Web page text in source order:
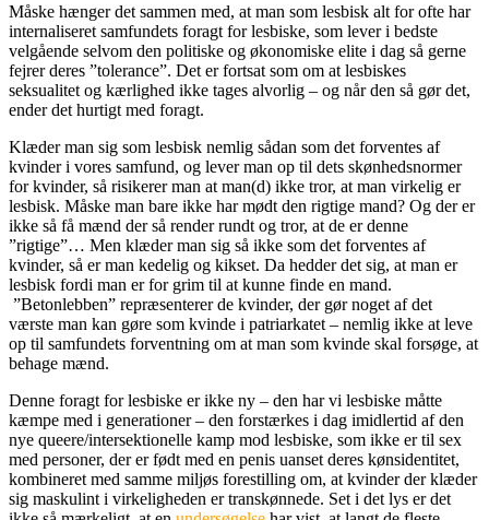
Måske hænger det sammen med, at man som lesbisk alt for ofte har
internaliseret samfundets foragt for lesbiske, som lever i bedste
velgående selvom den politiske og økonomiske elite i dag så gerne
fejrer deres ”tolerance”. Det er fortsat som om at lesbiskes
seksualitet og kærlighed ikke tages alvorlig – og når den så gør det,
ender det hurtigt med foragt.
Klæder man sig som lesbisk nemlig sådan som det forventes af
kvinder i vores samfund, og lever man op til dets skønhedsnormer
for kvinder, så risikerer man at man(d) ikke tror, at man virkelig er
lesbisk. Måske man bare ikke har mødt den rigtige mand? Og der er
ikke så få mænd der så render rundt og tror, at de er denne
”rigtige”… Men klæder man sig så ikke som det forventes af
kvinder, så er man kedelig og kikset. Da hedder det sig, at man er
lesbisk fordi man er for grim til at kunne finde en mand.
”Betonlebben” repræsenterer de kvinder, der gør noget af det
værste man kan gøre som kvinde i patriarkatet – nemlig ikke at leve
op til samfundets forventning om at man som kvinde skal forsøge, at
behage mænd.
Denne foragt for lesbiske er ikke ny – den har vi lesbiske måtte
kæmpe med i generationer – den forstærkes i dag imidlertid af den
nye queere/intersektionelle kamp mod lesbiske, som ikke er til sex
med personer, der er født med en penis uanset deres kønsidentitet,
kombineret med samme miljøs forestilling om, at kvinder der klæder
sig maskulint i virkeligheden er transkønnede. Set i det lys er det